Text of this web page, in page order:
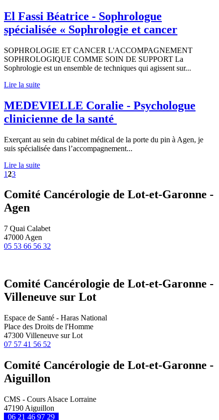
El Fassi Béatrice - Sophrologue
spécialisée « Sophrologie et cancer
SOPHROLOGIE ET CANCER L'ACCOMPAGNEMENT
SOPHROLOGIQUE COMME SOIN DE SUPPORT La
Sophrologie est un ensemble de techniques qui agissent sur...
Lire la suite
MEDEVIELLE Coralie - Psychologue
clinicienne de la santé
Exerçant au sein du cabinet médical de la porte du pin à Agen, je
suis spécialisée dans l’accompagnement...
Lire la suite
123
Comité Cancérologie de Lot-et-Garonne -
Agen
7 Quai Calabet
47000 Agen
05 53 66 56 32
Comité Cancérologie de Lot-et-Garonne -
Villeneuve sur Lot
Espace de Santé - Haras National
Place des Droits de l'Homme
47300 Villeneuve sur Lot
07 57 41 56 52
Comité Cancérologie de Lot-et-Garonne -
Aiguillon
CMS - Cours Alsace Lorraine
47190 Aiguillon
06 21 46 97 29